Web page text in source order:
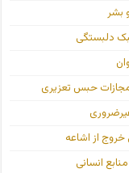
بشر
دلبستگی
مجازات حبس تعزیری
از اشاعه
انسانی